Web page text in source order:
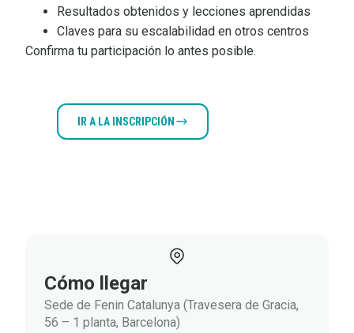
Resultados obtenidos y lecciones aprendidas
Claves para su escalabilidad en otros centros
Confirma tu participación lo antes posible.
VER
PROGRAMA
IR A LA INSCRIPCIÓN
Cómo llegar
Sede de Fenin Catalunya (Travesera de Gracia,
56 – 1 planta, Barcelona)